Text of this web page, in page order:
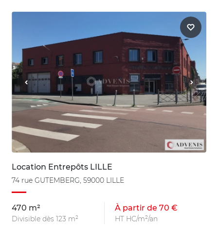
Location Entrepôts LILLE
74 rue GUTEMBERG, 59000 LILLE
470 m²
Divisible dès 123 m²
À partir de 70 €
HT HC/m²/an